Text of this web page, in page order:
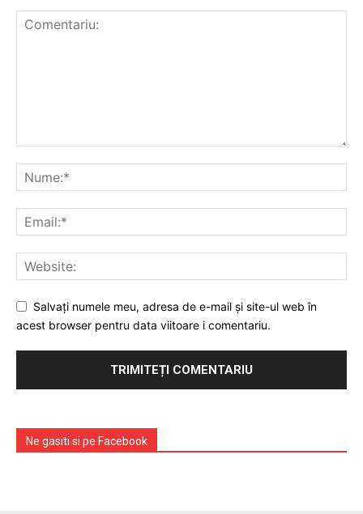
Utile
Contact
Prelucrarea datelor cu caracter personal
Salvați numele meu, adresa de e-mail și site-ul web în
acest browser pentru data viitoare i comentariu.
Ne gasiti si pe Facebook